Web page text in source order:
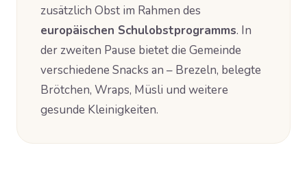
zusätzlich Obst im Rahmen des
europäischen Schulobstprogramms. In
der zweiten Pause bietet die Gemeinde
verschiedene Snacks an – Brezeln, belegte
Brötchen, Wraps, Müsli und weitere
gesunde Kleinigkeiten.